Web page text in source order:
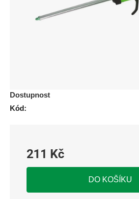
Dostupnost
Kód:
211 Kč
Měrná cena:
DO KOŠÍKU